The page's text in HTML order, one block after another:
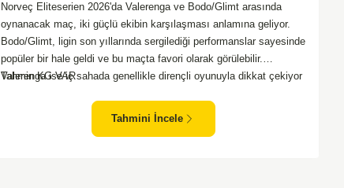
Norveç Eliteserien 2026'da Valerenga ve Bodo/Glimt arasında
oynanacak maç, iki güçlü ekibin karşılaşması anlamına geliyor.
Bodo/Glimt, ligin son yıllarında sergilediği performanslar sayesinde
popüler bir hale geldi ve bu maçta favori olarak görülebilir.
Valerenga ise iç sahada genellikle dirençli oyunuyla dikkat çekiyor
maçlar genellikle çekişmeli geçiyor ve bol gollü karşılaşmalara
Tahmin KG VAR
Tahmini İncele